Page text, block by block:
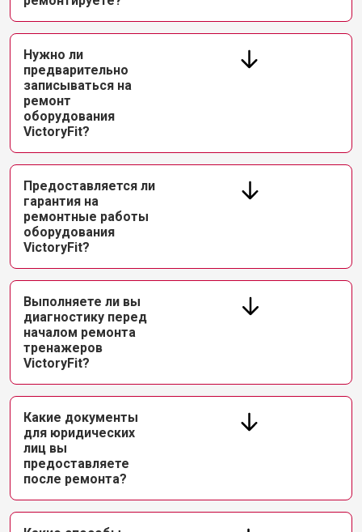
Нужно ли
предварительно
записываться на
ремонт
оборудования
VictoryFit?
Предоставляется ли
гарантия на
ремонтные работы
оборудования
VictoryFit?
Выполняете ли вы
диагностику перед
началом ремонта
тренажеров
VictoryFit?
Какие документы
для юридических
лиц вы
предоставляете
после ремонта?